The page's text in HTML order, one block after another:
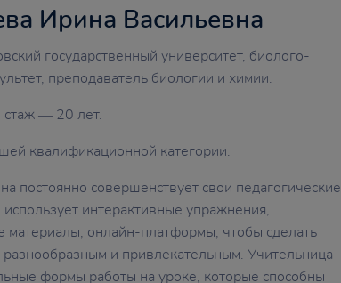
Ирина Васильевна
государственный университет, биолого-
преподаватель биологии и химии.
стаж — 20 лет.
квалификационной категории.
постоянно совершенствует свои педагогические
интерактивные упражнения,
материалы, онлайн-платформы, чтобы сделать
и привлекательным. Учительница
формы работы на уроке, которые способны